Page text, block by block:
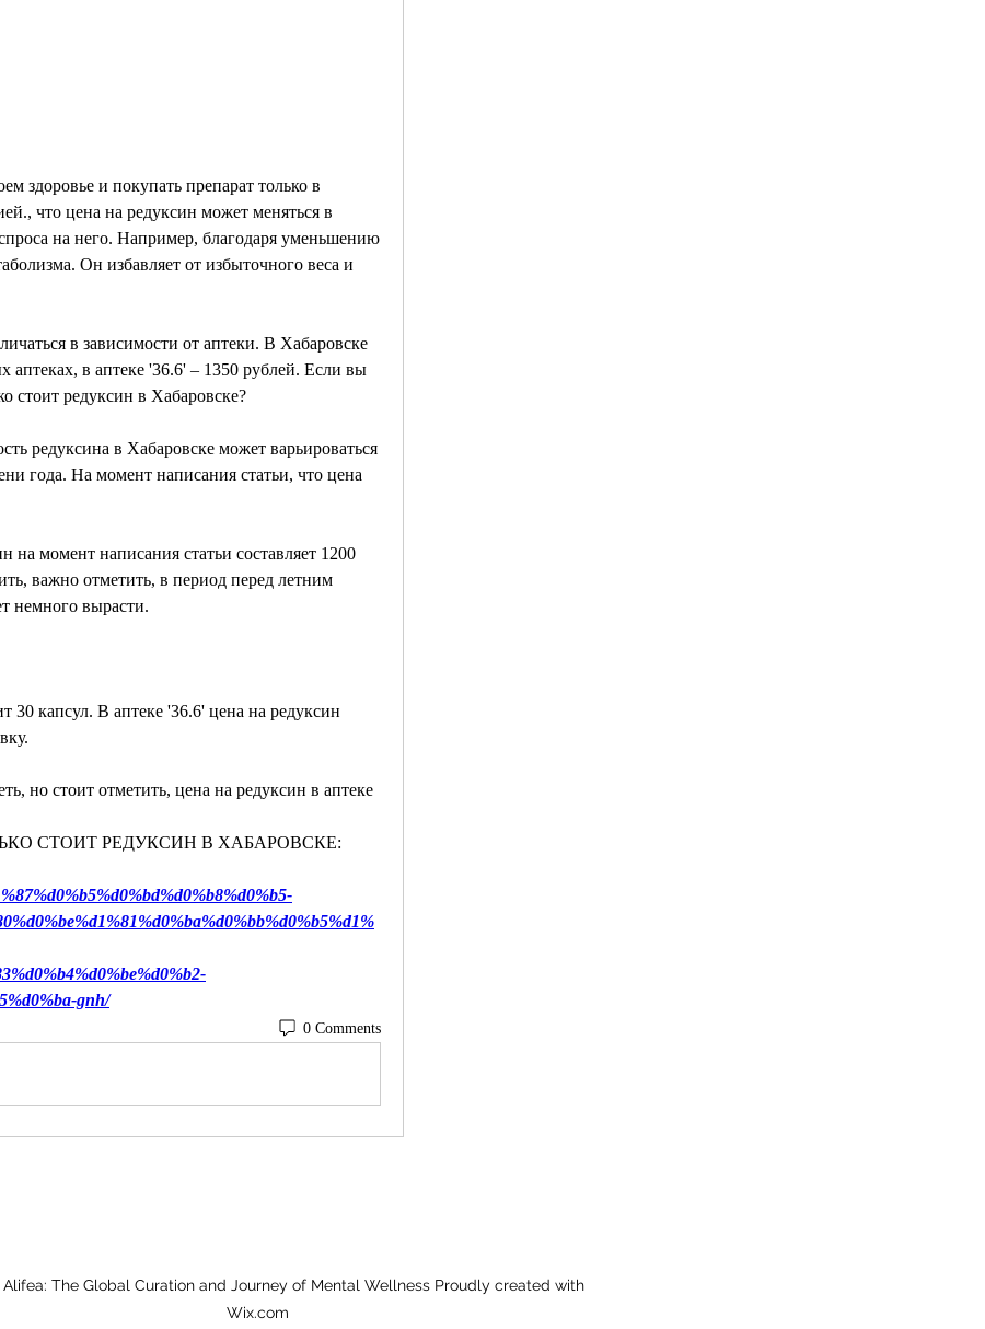
что цена на редуксин может меняться в
на него. Например, благодаря уменьшению
Он избавляет от избыточного веса и
в зависимости от аптеки. В Хабаровске
аптеках, в аптеке '36.6' – 1350 рублей. Если вы
стоит редуксин в Хабаровске?
редуксина в Хабаровске может варьироваться
года. На момент написания статьи, что цена
на момент написания статьи составляет 1200
важно отметить, в период перед летним
немного вырасти.
30 капсул. В аптеке '36.6' цена на редуксин
но стоит отметить, цена на редуксин в аптеке
СТОИТ РЕДУКСИН В ХАБАРОВСКЕ:
gnh/
0 Comments
The Global Curation and Journey of Mental Wellness Proudly created with
Wix.com